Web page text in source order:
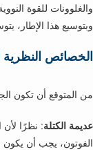
وبتوسيع هذا الإطار،
الخصائص النظرية
من المتوقع أن تكون
عديمة الكتلة: نظرًا لأن
الفوتون، يجب أن يكون